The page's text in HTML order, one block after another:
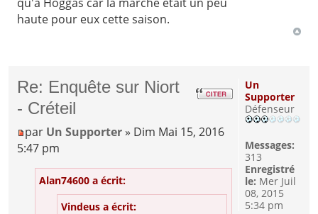
qu'à Hoggas car la marche était un peu
haute pour eux cette saison.
Re: Enquête sur Niort
- Créteil
par Un Supporter » Dim Mai 15, 2016
5:47 pm
Alan74600 a écrit:
Vindeus a écrit:
Un
Supporter
Défenseur
Messages:
313
Enregistré
le: Mer Juil
08, 2015
5:34 pm